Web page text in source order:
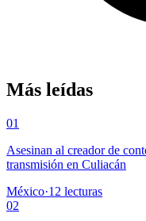
Más leídas
01
Asesinan al creador de
transmisión en Culiacán
México·12 lecturas
02